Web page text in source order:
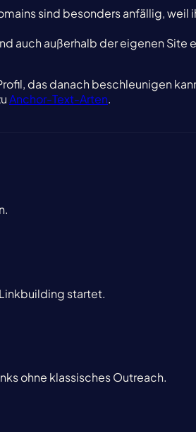
sind besonders anfällig, weil
auch außerhalb der eigenen
das danach beschleunigen
Anchor-Text-Arten.
startet.
ohne klassisches Outreach.